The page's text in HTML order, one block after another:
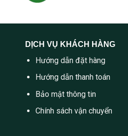
DỊCH VỤ KHÁCH HÀNG
Hướng dẫn đặt hàng
Hướng dẫn thanh toán
Bảo mật thông tin
Chính sách vận chuyển